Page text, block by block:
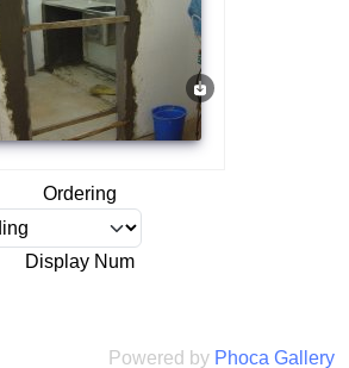
Ordering
Display Num
Powered by Phoca Gallery